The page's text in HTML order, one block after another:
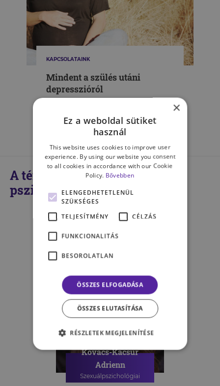
KAPCSOLATAINK
Mindent a szülés utáni
depresszióról
A témában kompetens
pszichológusaink
Kovács-Kacsur
Adrienn
Szexuálpszichológiai
×
Ez a weboldal sütiket
használ
This website uses cookies to improve user
experience. By using our website you consent
to all cookies in accordance with our Cookie
Policy. Bővebben
ELENGEDHETETLENÜL
SZÜKSÉGES
TELJESÍTMÉNY
CÉLZÁS
FUNKCIONALITÁS
BESOROLATLAN
ÖSSZES ELFOGADÁSA
ÖSSZES ELUTASÍTÁSA
RÉSZLETEK MEGJELENÍTÉSE